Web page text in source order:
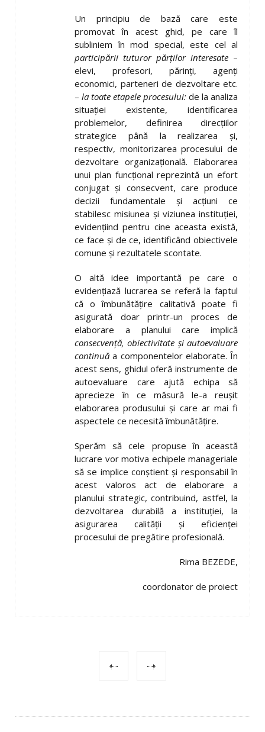
Un principiu de bază care este
promovat în acest ghid, pe care îl
subliniem în mod special, este cel al
participării tuturor părților interesate –
elevi, profesori, părinți, agenți
economici, parteneri de dezvoltare etc.
– la toate etapele procesului: de la analiza
situației existente, identificarea
problemelor, definirea direcțiilor
strategice până la realizarea și,
respectiv, monitorizarea procesului de
dezvoltare organizațională. Elaborarea
unui plan funcțional reprezintă un efort
conjugat și consecvent, care produce
decizii fundamentale și acțiuni ce
stabilesc misiunea și viziunea instituției,
evidențiind pentru cine aceasta există,
ce face și de ce, identificând obiectivele
comune și rezultatele scontate.
O altă idee importantă pe care o
evidențiază lucrarea se referă la faptul
că o îmbunătățire calitativă poate fi
asigurată doar printr-un proces de
elaborare a planului care implică
consecvență, obiectivitate și autoevaluare
continuă a componentelor elaborate. În
acest sens, ghidul oferă instrumente de
autoevaluare care ajută echipa să
aprecieze în ce măsură le-a reușit
elaborarea produsului și care ar mai fi
aspectele ce necesită îmbunătățire.
Sperăm să cele propuse în această
lucrare vor motiva echipele manageriale
să se implice conștient și responsabil în
acest valoros act de elaborare a
planului strategic, contribuind, astfel, la
dezvoltarea durabilă a instituției, la
asigurarea calității și eficienței
procesului de pregătire profesională.
Rima BEZEDE,
coordonator de proiect
NAVIGATION